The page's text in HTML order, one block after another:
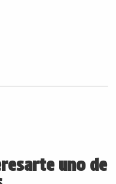
uno de